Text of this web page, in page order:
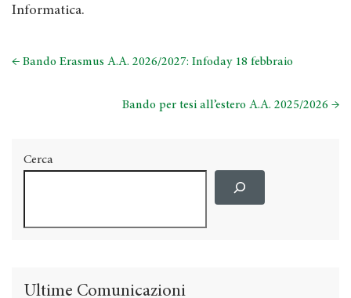
Informatica.
← Bando Erasmus A.A. 2026/2027: Infoday 18 febbraio
Bando per tesi all’estero A.A. 2025/2026 →
Cerca
Ultime Comunicazioni